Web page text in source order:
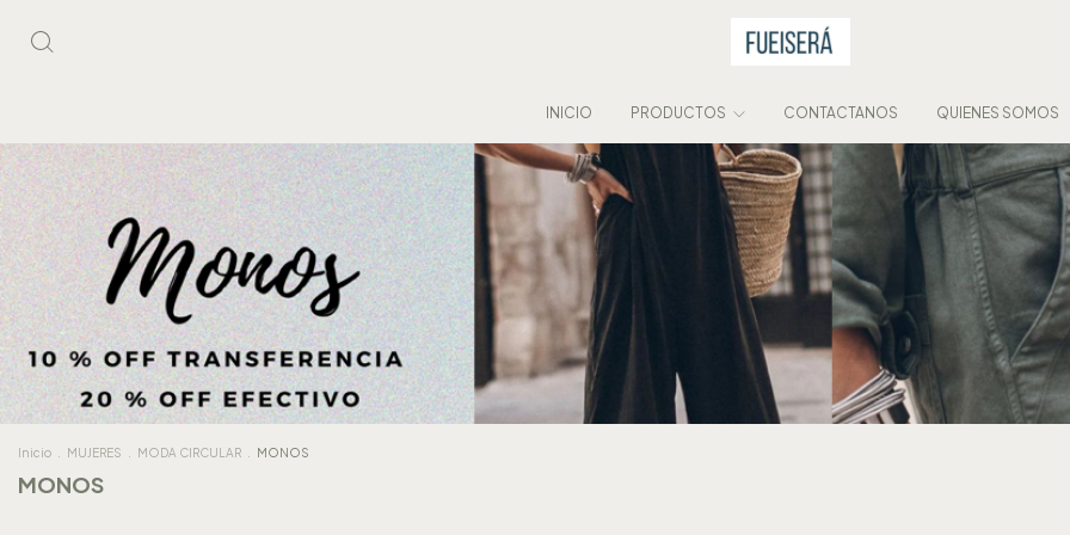
INICIO PRODUCTOS CONTACTANOS QUIENES SOMOS
Inicio MUJERES MODA CIRCULAR MONOS
MONOS